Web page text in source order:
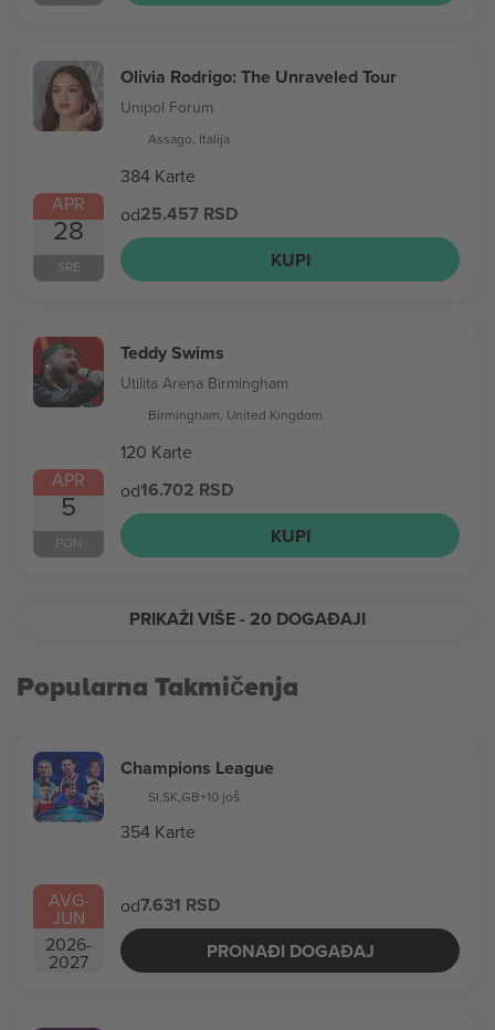
APR
28
SRE
Olivia Rodrigo: The Unraveled Tour
Unipol Forum
Assago, Italija
384 Karte
od25.457 RSD
KUPI
APR
5
PON
Teddy Swims
Utilita Arena Birmingham
Birmingham, United Kingdom
120 Karte
od16.702 RSD
KUPI
PRIKAŽI VIŠE- 20 DOGAĐAJI
Popularna Takmičenja
AVG-
JUN
2026-
2027
Champions League
SI,SK,GB+10 još
354 Karte
od7.631 RSD
PRONAĐI DOGAĐAJ